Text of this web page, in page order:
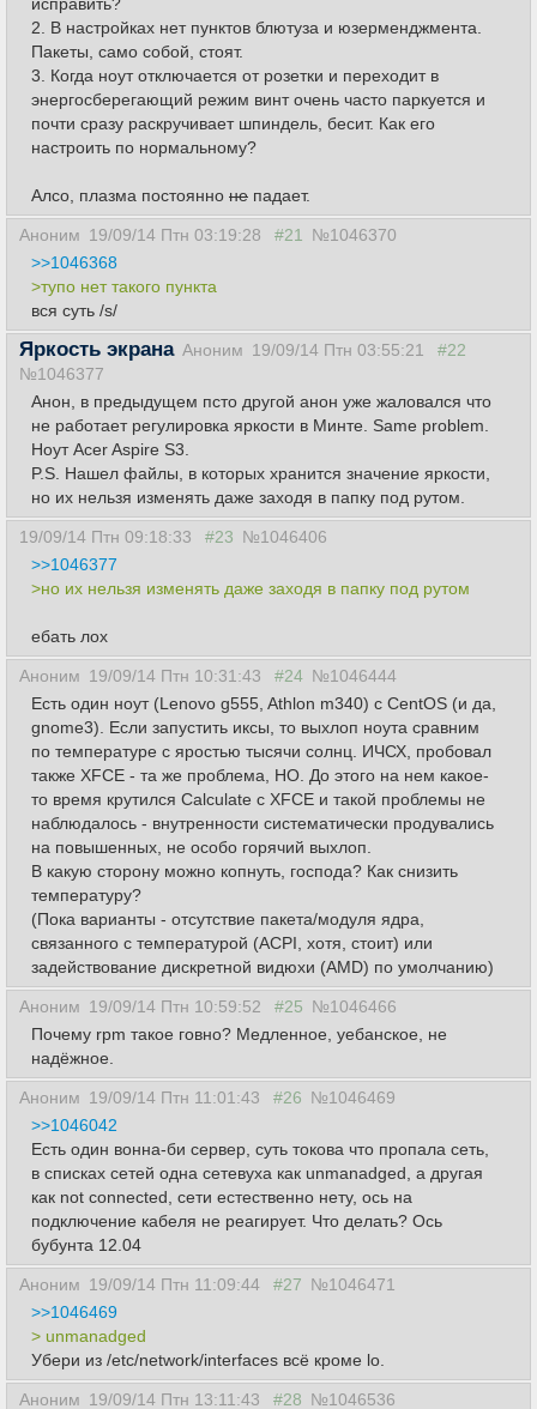
2. В настройках нет пунктов блютуза и юзерменджмента.
Пакеты, само собой, стоят.
3. Когда ноут отключается от розетки и переходит в
энергосберегающий режим винт очень часто паркуется и
почти сразу раскручивает шпиндель, бесит. Как его
настроить по нормальному?
Алсо, плазма постоянно не падает.
Аноним 19/09/14 Птн 03:19:28 #21
№1046370
>>1046368
>тупо нет такого пункта
вся суть /s/
Яркость экрана Аноним 19/09/14 Птн 03:55:21
#22
№1046377
Анон, в предыдущем псто другой анон уже жаловался что
не работает регулировка яркости в Минте. Same problem.
Ноут Acer Aspire S3.
P.S. Нашел файлы, в которых хранится значение яркости,
но их нельзя изменять даже заходя в папку под рутом.
19/09/14 Птн 09:18:33 #23 №1046406
>>1046377
>но их нельзя изменять даже заходя в папку под рутом
ебать лох
Аноним 19/09/14 Птн 10:31:43 #24 №1046444
Есть один ноут (Lenovo g555, Athlon m340) с CentOS (и да,
gnome3). Если запустить иксы, то выхлоп ноута сравним
по температуре с яростью тысячи солнц. ИЧСХ, пробовал
также XFCE - та же проблема, НО. До этого на нем какое-
то время крутился Calculate с XFCE и такой проблемы не
наблюдалось - внутренности систематически продувались
на повышенных, не особо горячий выхлоп.
В какую сторону можно копнуть, господа? Как снизить
температуру?
(Пока варианты - отсутствие пакета/модуля ядра,
связанного с температурой (ACPI, хотя, стоит) или
задействование дискретной видюхи (AMD) по умолчанию)
Аноним 19/09/14 Птн 10:59:52 #25 №1046466
Почему rpm такое говно? Медленное, уебанское, не
надёжное.
Аноним 19/09/14 Птн 11:01:43 #26 №1046469
>>1046042
Есть один вонна-би сервер, суть токова что пропала сеть,
в списках сетей одна сетевуха как unmanadged, а другая
как not connected, сети естественно нету, ось на
подключение кабеля не реагирует. Что делать? Ось
бубунта 12.04
Аноним 19/09/14 Птн 11:09:44 #27 №1046471
>>1046469
> unmanadged
Убери из /etc/network/interfaces всё кроме lo.
Аноним 19/09/14 Птн 13:11:43 #28 №1046536